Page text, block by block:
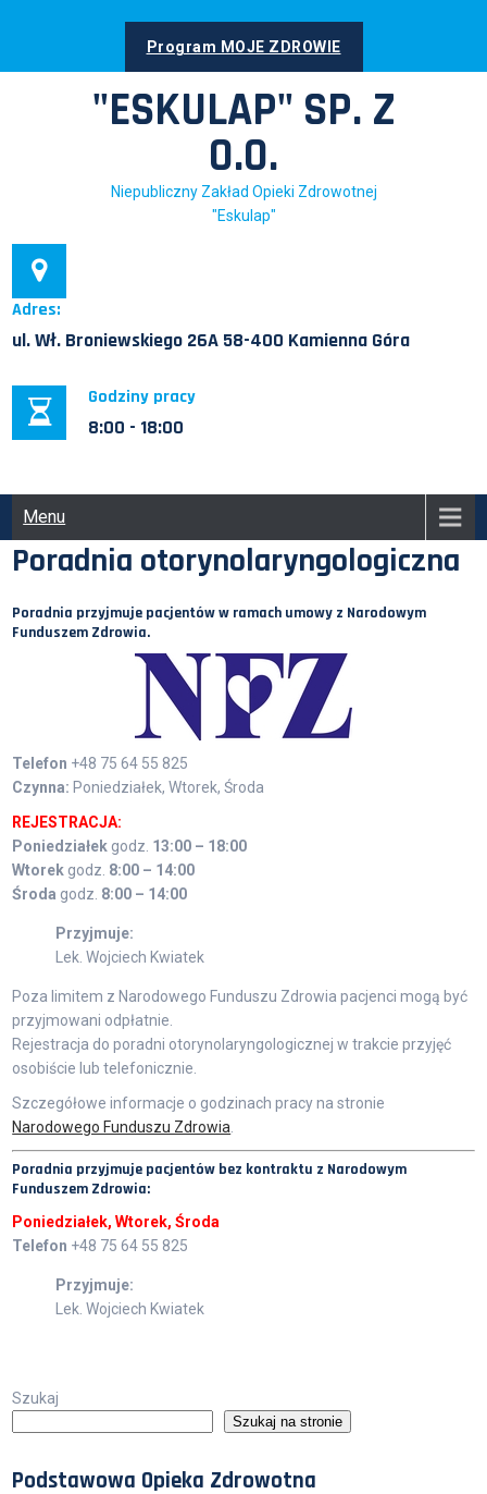
Program MOJE ZDROWIE
"ESKULAP" SP. Z
O.O.
Niepubliczny Zakład Opieki Zdrowotnej
"Eskulap"
Adres:
ul. Wł. Broniewskiego 26A 58-400 Kamienna Góra
Godziny pracy
8:00 - 18:00
Menu
Poradnia otorynolaryngologiczna
Poradnia przyjmuje pacjentów w ramach umowy z Narodowym
Funduszem Zdrowia.
Telefon +48 75 64 55 825
Czynna: Poniedziałek, Wtorek, Środa
REJESTRACJA:
Poniedziałek godz. 13:00 – 18:00
Wtorek godz. 8:00 – 14:00
Środa godz. 8:00 – 14:00
Przyjmuje:
Lek. Wojciech Kwiatek
Poza limitem z Narodowego Funduszu Zdrowia pacjenci mogą być
przyjmowani odpłatnie.
Rejestracja do poradni otorynolaryngologicznej w trakcie przyjęć
osobiście lub telefonicznie.
Szczegółowe informacje o godzinach pracy na stronie
Narodowego Funduszu Zdrowia
Poradnia przyjmuje pacjentów bez kontraktu z Narodowym
Funduszem Zdrowia:
Poniedziałek, Wtorek, Środa
Telefon +48 75 64 55 825
Przyjmuje:
Lek. Wojciech Kwiatek
Szukaj
Szukaj na stronie
Podstawowa Opieka Zdrowotna